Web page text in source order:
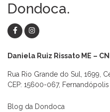
Dondoca.
Daniela Ruiz Rissato ME –
Rua Rio Grande do Sul, 1699,
CEP: 15600-067, Fernandópolis
Blog da Dondoca